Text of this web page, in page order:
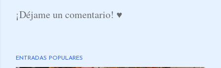
b
¡Déjame un comentario! ♥
ENTRADAS POPULARES